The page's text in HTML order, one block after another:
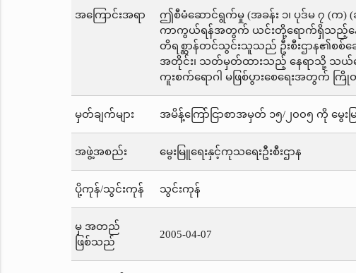
အကြောင်းအရာ
ဤစီမံဆောင်ရွက်မှု (အခန်း ၁၊ ပုဒ်မ ၇ (က) (ခ
ကာကွယ်ရန်အတွက် ယင်းတို့ရောက်ရှိသည့်နေရာ
တိရစ္ဆာန်တင်သွင်းသူသည် ဦးစီးဌာန၏စစ်ဆေ
အတိုင်း၊ သတ်မှတ်ထားသည့် နေရာသို့ သယ်ဆေ
ကူးစက်ရောဂါ မဖြစ်ပွားစေရေးအတွက် က
မှတ်ချက်များ အမိန့်ကြော်ငြာစာအမှတ် ၁၅/၂၀၀၅ ကို မွေး
အဖွဲ့အစည်း မွေးမြူရေးနှင့်ကုသရေးဦးစီးဌာန
ပို့ကုန်/သွင်းကုန် သွင်းကုန်
မှ အတည်
ဖြစ်သည်
2005-04-07